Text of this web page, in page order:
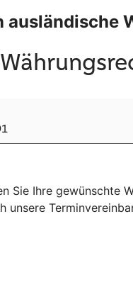
ausländische
Sie Ihre gewünschte
unsere